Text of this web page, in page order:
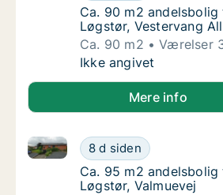
Ca. 90 m2
Ca. 90 m2
Løgstør, Vestervang
Ca. 90 m2
Værelser
Ca. 90 m2
Ikke angivet
Mere info
Ca. 95 m2
8 d siden
Ca. 95 m2 andelsbolig til salg
Ca. 95 m2
Ca. 95 m2
Løgstør, Valmuevej